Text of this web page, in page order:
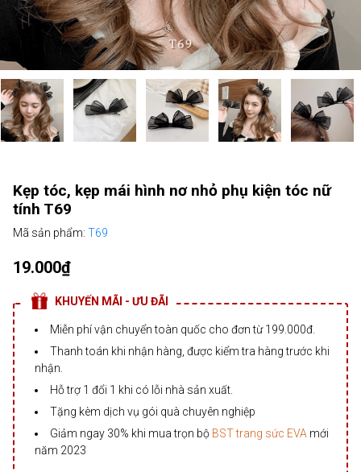
Kẹp tóc, kẹp mái hình nơ nhỏ phụ kiện tóc nữ
tính T69
Mã sản phẩm: T69
19.000₫
KHUYẾN MÃI - ƯU ĐÃI
Miễn phí vận chuyển toàn quốc cho đơn từ 199.000đ.
Thanh toán khi nhận hàng, được kiểm tra hàng trước khi
nhận.
Hỗ trợ 1 đổi 1 khi có lỗi nhà sản xuất.
Tặng kèm dịch vụ gói quà chuyên nghiệp
Giảm ngay 30% khi mua trọn bộ BST trang sức EVA mới
năm 2023